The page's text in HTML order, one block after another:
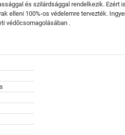
és szilárdsággal rendelkezik.
elleni 100%-os védelemre tervezték.
védőcsomagolásában .